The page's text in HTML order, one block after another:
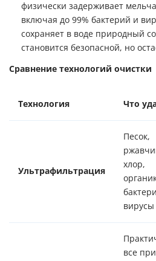
физически задерживает
включая до 99% бактерий и
сохраняет в воде природный
становится безопасной, но
Сравнение технологий очистки
Технология Что
Ультрафильтрация
Песок,
хлор,
вирусы
все